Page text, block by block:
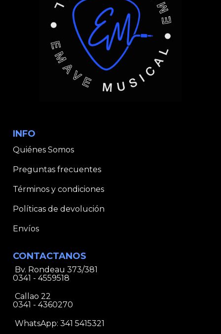
INFO
Quiénes Somos
Preguntas frecuentes
Términos y condiciones
Políticas de devolución
Envíos
CONTACTANOS
Bv. Rondeau 373/381
0341 - 4559518
Callao 22
0341 - 4360270
WhatsApp: 341 5415321